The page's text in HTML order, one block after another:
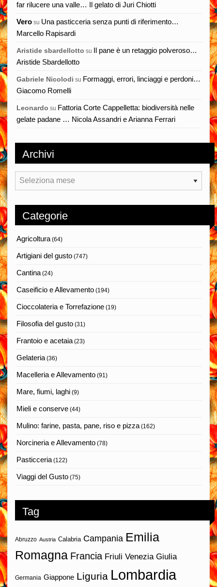
far rilucere una valle… Il gelato di Juri Chiotti
Vero su Una pasticceria senza punti di riferimento…
Marcello Rapisardi
Aristide sbardellotto su Il pane è un retaggio polveroso…
Aristide Sbardellotto
Gabriele Nicolodi su Formaggi, errori, linciaggi e perdoni…
Giacomo Romelli
Leonardo su Fattoria Corte Cappelletta: biodiversità nelle
gelate padane … Nicola Assandri e Arianna Ferrari
Archivi
Archivi
Categorie
Agricoltura(64)
Artigiani del gusto (747)
Cantina(24)
Caseificio e Allevamento (194)
Cioccolateria e Torrefazione (19)
Filosofia del gusto (31)
Frantoio e acetaia(23)
Gelateria(36)
Macelleria e Allevamento (91)
Mare, fiumi, laghi (9)
Mieli e conserve (44)
Mulino: farine, pasta, pane, riso e pizza(162)
Norcineria e Allevamento (78)
Pasticceria(122)
Viaggi del Gusto (75)
Tag
Abruzzo Austria Calabria Campania Emilia
Romagna Francia Friuli Venezia Giulia
Germania Giappone Liguria Lombardia